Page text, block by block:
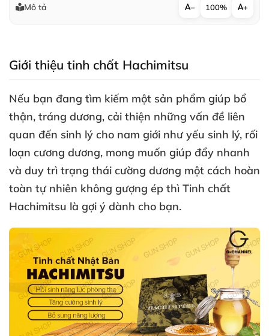
Mô tả − 100% +
Giới thiệu tinh chất Hachimitsu
Nếu bạn đang tìm kiếm một sản phẩm giúp bổ
thận, tráng dương, cải thiện những vấn đề liên
quan đến sinh lý cho nam giới như yếu sinh lý, rối
loạn cương dương, mong muốn giúp đẩy nhanh
và duy trì trạng thái cường dương một cách hoàn
toàn tự nhiên không gượng ép thì Tinh chất
Hachimitsu là gợi ý dành cho bạn.